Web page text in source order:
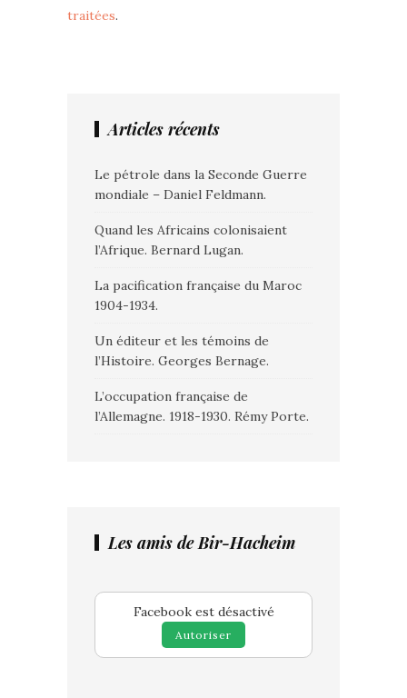
traitées.
Articles récents
Le pétrole dans la Seconde Guerre
mondiale – Daniel Feldmann.
Quand les Africains colonisaient
l’Afrique. Bernard Lugan.
La pacification française du Maroc
1904-1934.
Un éditeur et les témoins de
l’Histoire. Georges Bernage.
L’occupation française de
l’Allemagne. 1918-1930. Rémy Porte.
Les amis de Bir-Hacheim
Facebook est désactivé
Autoriser